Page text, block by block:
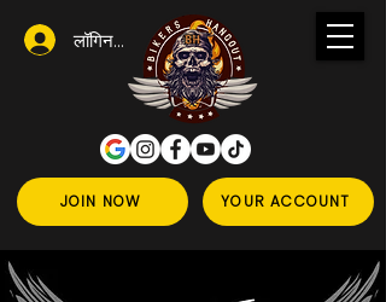
JOIN NOW YOUR ACCOUNT
लॉगिन करें